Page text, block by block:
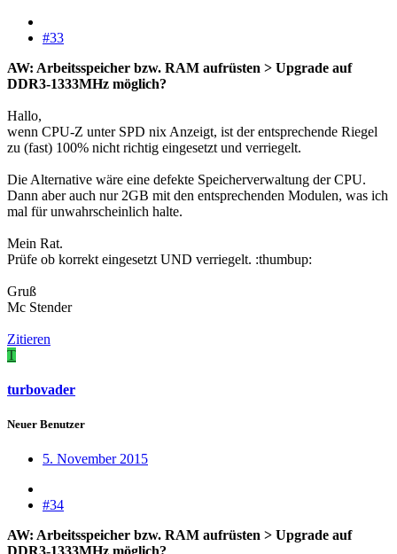
#33
AW: Arbeitsspeicher bzw. RAM aufrüsten > Upgrade auf
DDR3-1333MHz möglich?
Hallo,
wenn CPU-Z unter SPD nix Anzeigt, ist der entsprechende Riegel
zu (fast) 100% nicht richtig eingesetzt und verriegelt.
Die Alternative wäre eine defekte Speicherverwaltung der CPU.
Dann aber auch nur 2GB mit den entsprechenden Modulen, was ich
mal für unwahrscheinlich halte.
Mein Rat.
Prüfe ob korrekt eingesetzt UND verriegelt. :thumbup:
Gruß
Mc Stender
Zitieren
T
turbovader
Neuer Benutzer
5. November 2015
#34
AW: Arbeitsspeicher bzw. RAM aufrüsten > Upgrade auf